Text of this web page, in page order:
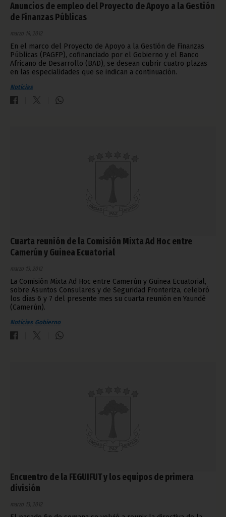
Anuncios de empleo del Proyecto de Apoyo a la Gestión
de Finanzas Públicas
marzo 14, 2012
En el marco del Proyecto de Apoyo a la Gestión de Finanzas
Públicas (PAGFP), cofinanciado por el Gobierno y el Banco
Africano de Desarrollo (BAD), se desean cubrir cuatro plazas
en las especialidades que se indican a continuación.
Noticias
Cuarta reunión de la Comisión Mixta Ad Hoc entre
Camerún y Guinea Ecuatorial
marzo 13, 2012
La Comisión Mixta Ad Hoc entre Camerún y Guinea Ecuatorial,
sobre Asuntos Consulares y de Seguridad Fronteriza, celebró
los días 6 y 7 del presente mes su cuarta reunión en Yaundé
(Camerún).
Noticias Gobierno
Encuentro de la FEGUIFUT y los equipos de primera
división
marzo 13, 2012